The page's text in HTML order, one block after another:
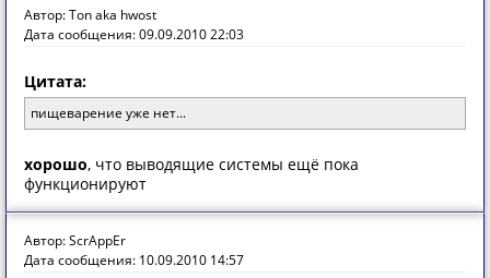
Автор: Ton aka hwost
Дата сообщения: 09.09.2010 22:03
Цитата:
пищеварение уже нет...
хорошо, что выводящие системы ещё пока
функционируют
Автор: ScrAppEr
Дата сообщения: 10.09.2010 14:57